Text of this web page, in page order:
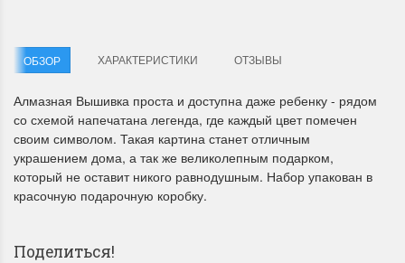
честь первого летнего дня
ПОДРОБНЕЕ
Анастасия Туманова
1 июня 2024 11:29
Dimensions
ПОДРОБНЕЕ
Анастасия Туманова
22 мая 2024 13:01
ОБЗОР ХАРАКТЕРИСТИКИ ОТЗЫВЫ
Алмазная Вышивка проста и доступна даже ребенку - рядом
со схемой напечатана легенда, где каждый цвет помечен
своим символом. Такая картина станет отличным
украшением дома, а так же великолепным подарком,
который не оставит никого равнодушным. Набор упакован в
красочную подарочную коробку.
Поделиться!